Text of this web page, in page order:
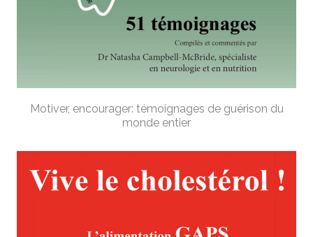
Motiver, encourager: témoignages de guérison du
monde entier